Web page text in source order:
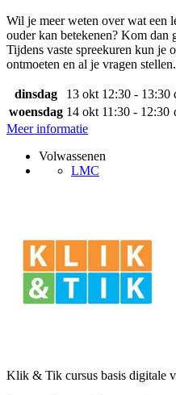
Wil je meer weten over wat een
ouder kan betekenen? Kom dan
Tijdens vaste spreekuren kun je
ontmoeten en al je vragen stellen.
dinsdag 13 okt 12:30 - 13:30
woensdag 14 okt 11:30 - 12:30
Meer informatie
Volwassenen
LMC
Klik & Tik cursus basis digitale